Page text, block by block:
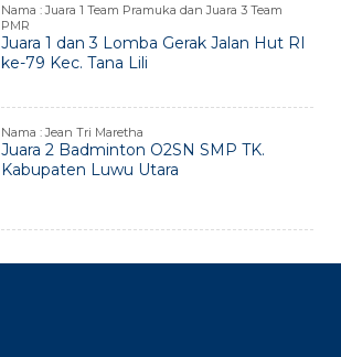
Nama : Juara 1 Team Pramuka dan Juara 3 Team
PMR
Juara 1 dan 3 Lomba Gerak Jalan Hut RI
ke-79 Kec. Tana Lili
Nama : Jean Tri Maretha
Juara 2 Badminton O2SN SMP TK.
Kabupaten Luwu Utara